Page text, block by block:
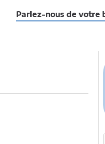
Parlez-nous de votre